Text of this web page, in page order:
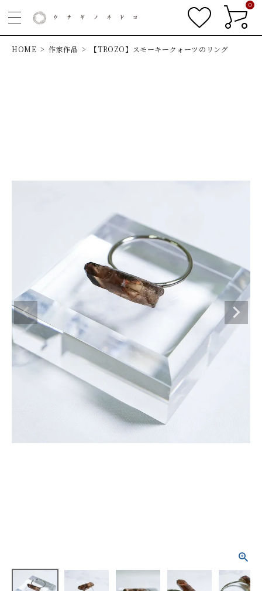
0
HOME 作家作品 【TROZO】スモーキークォーツのリング